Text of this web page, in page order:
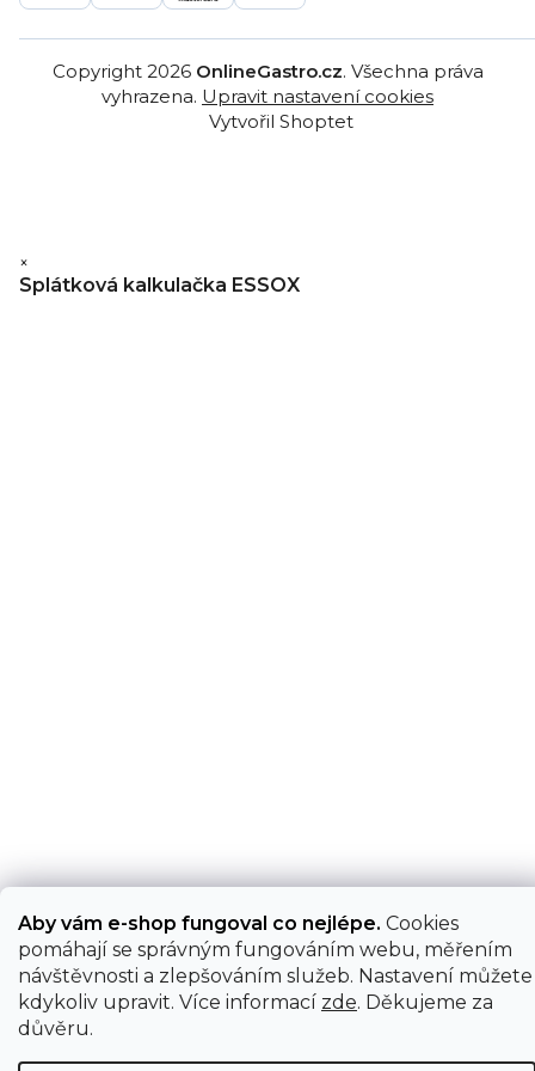
Aby vám e-shop fungoval co nejlépe. Cookies
pomáhají se správným fungováním webu, měřením
návštěvnosti a zlepšováním služeb. Nastavení můžete
kdykoliv upravit. Více informací zde. Děkujeme za
důvěru.
Vytvořil Shoptet
Copyright 2026 OnlineGastro.cz. Všechna práva
vyhrazena. Upravit nastavení cookies
×
Splátková kalkulačka ESSOX